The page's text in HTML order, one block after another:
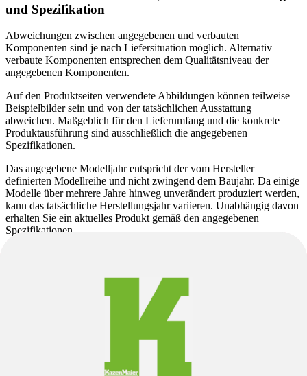
und Spezifikation
Abweichungen zwischen angegebenen und verbauten
Komponenten sind je nach Liefersituation möglich. Alternativ
verbaute Komponenten entsprechen dem Qualitätsniveau der
angegebenen Komponenten.
Auf den Produktseiten verwendete Abbildungen können teilweise
Beispielbilder sein und von der tatsächlichen Ausstattung
abweichen. Maßgeblich für den Lieferumfang und die konkrete
Produktausführung sind ausschließlich die angegebenen
Spezifikationen.
Das angegebene Modelljahr entspricht der vom Hersteller
definierten Modellreihe und nicht zwingend dem Baujahr. Da einige
Modelle über mehrere Jahre hinweg unverändert produziert werden,
kann das tatsächliche Herstellungsjahr variieren. Unabhängig davon
erhalten Sie ein aktuelles Produkt gemäß den angegebenen
Spezifikationen.
ausgeschlossen werden. Eine Verbindlichkeit der
Produktbeschreibung besteht daher nicht; maßgeblich sind auch in
diesem Fall ausschließlich die Spezifikationen.